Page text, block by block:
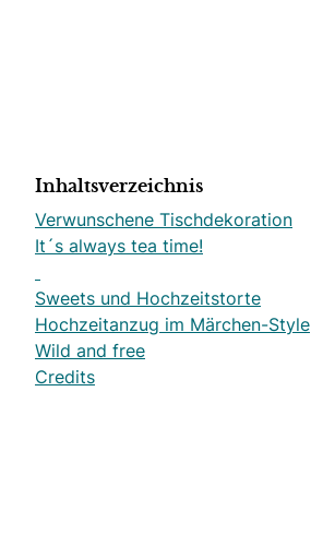
Inhaltsverzeichnis
Verwunschene Tischdekoration
It´s always tea time!
Sweets und Hochzeitstorte
Hochzeitanzug im Märchen-Style
Wild and free
Credits